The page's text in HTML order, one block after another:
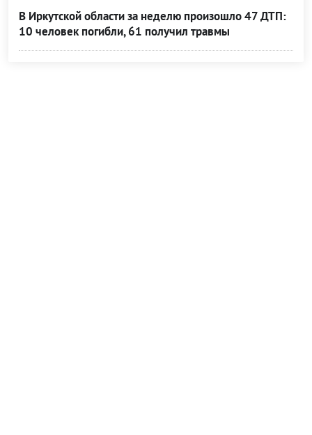
В Иркутской области за неделю произошло 47 ДТП:
10 человек погибли, 61 получил травмы